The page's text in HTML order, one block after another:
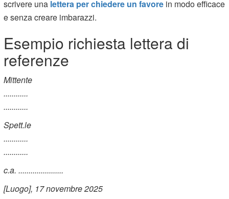
scrivere una lettera per chiedere un favore in modo efficace
e senza creare imbarazzi.
Esempio richiesta lettera di
referenze
Mittente
............
............
Spett.le
............
............
c.a. ......................
[Luogo], 17 novembre 2025